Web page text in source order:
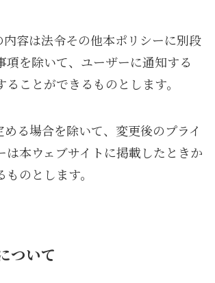
内容は法令その他本ポリシーに別段
項を除いて、ユーザーに通知する
ることができるものとします。
る場合を除いて、変更後のプライ
は本ウェブサイトに掲載したときか
のとします。
ついて